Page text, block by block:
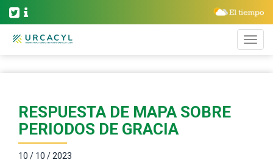
RESPUESTA DE MAPA SOBRE
PERIODOS DE GRACIA
10 / 10 / 2023